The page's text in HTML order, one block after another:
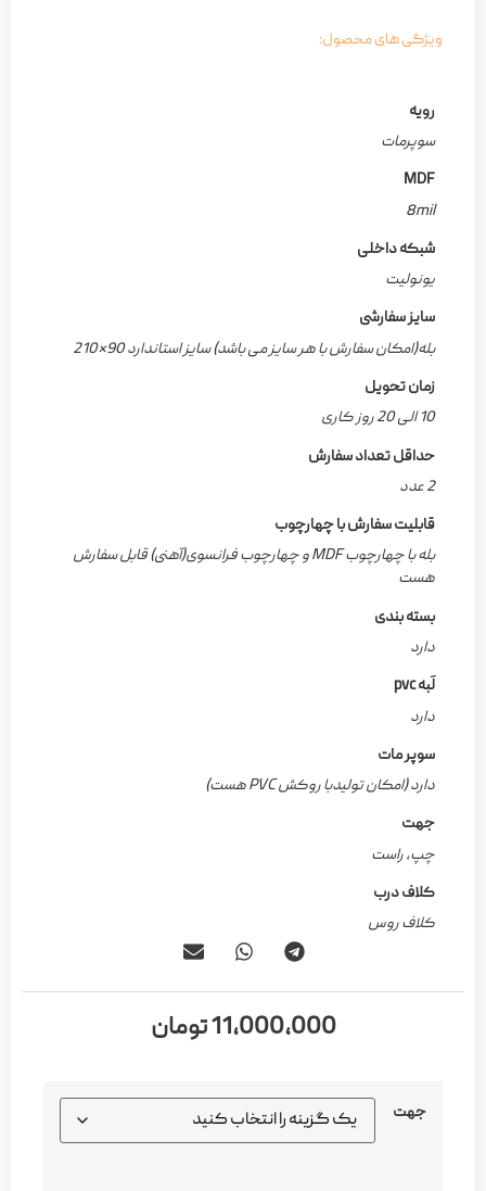
ویژگی های محصول:
رویه
سوپرمات
MDF
8mil
شبکه داخلی
یونولیت
سایز سفارشی
بله(امکان سفارش با هر سایز می باشد) سایز استاندارد 90*210
زمان تحویل
10 الی 20 روز کاری
حداقل تعداد سفارش
2 عدد
قابلیت سفارش با چهارچوب
بله با چهارچوب MDF و چهارچوب فرانسوی(آهنی) قابل سفارش
هست
بسته بندی
دارد
لَبه pvc
دارد
سوپر مات
دارد (امکان تولیدبا روکش PVC هست)
جهت
چپ, راست
کلاف درب
کلاف روس
11,000,000تومان
جهت